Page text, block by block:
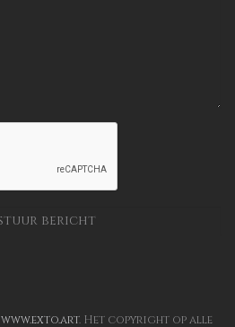
www.exto.art. Het copyright op alle